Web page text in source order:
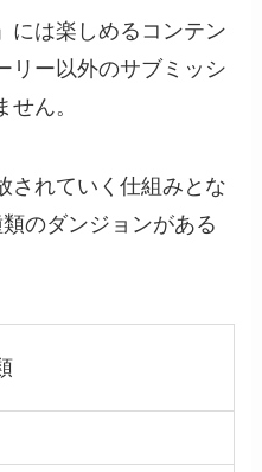
には楽しめるコンテン
リー以外のサブミッシ
ん。
されていく仕組みとな
のダンジョンがある